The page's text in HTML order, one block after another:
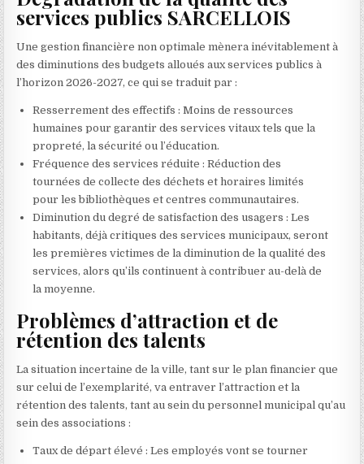
services publics SARCELLOIS
Une gestion financière non optimale mènera inévitablement à
des diminutions des budgets alloués aux services publics à
l’horizon 2026-2027, ce qui se traduit par :
Resserrement des effectifs : Moins de ressources
humaines pour garantir des services vitaux tels que la
propreté, la sécurité ou l’éducation.
Fréquence des services réduite : Réduction des
tournées de collecte des déchets et horaires limités
pour les bibliothèques et centres communautaires.
Diminution du degré de satisfaction des usagers : Les
habitants, déjà critiques des services municipaux, seront
les premières victimes de la diminution de la qualité des
services, alors qu’ils continuent à contribuer au-delà de
la moyenne.
Problèmes d’attraction et de
rétention des talents
La situation incertaine de la ville, tant sur le plan financier que
sur celui de l’exemplarité, va entraver l’attraction et la
rétention des talents, tant au sein du personnel municipal qu’au
sein des associations :
Taux de départ élevé : Les employés vont se tourner